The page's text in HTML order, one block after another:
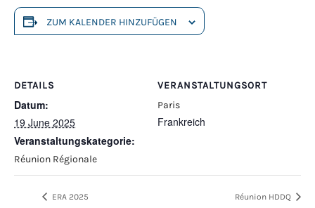
ZUM KALENDER HINZUFÜGEN
DETAILS
Datum:
19 June 2025
Veranstaltungskategorie:
Réunion Régionale
VERANSTALTUNGSORT
Paris
Frankreich
ERA 2025 Réunion HDDQ